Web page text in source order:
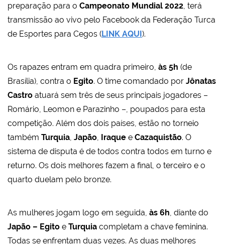
preparação para o Campeonato Mundial 2022, terá
transmissão ao vivo pelo Facebook da Federação Turca
de Esportes para Cegos (LINK AQUI).
Os rapazes entram em quadra primeiro, às 5h (de
Brasília), contra o Egito. O time comandado por Jônatas
Castro atuará sem três de seus principais jogadores –
Romário, Leomon e Parazinho –, poupados para esta
competição. Além dos dois países, estão no torneio
também Turquia, Japão, Iraque e Cazaquistão. O
sistema de disputa é de todos contra todos em turno e
returno. Os dois melhores fazem a final, o terceiro e o
quarto duelam pelo bronze.
As mulheres jogam logo em seguida, às 6h, diante do
Japão – Egito e Turquia completam a chave feminina.
Todas se enfrentam duas vezes. As duas melhores